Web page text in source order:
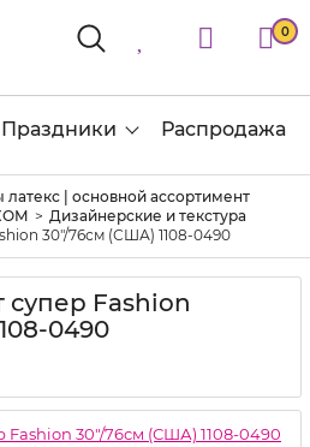
0
Праздники Распродажа
| основной ассортимент
Дизайнерские и текстура
30"/76см (США) 1108-0490
супер Fashion
0490